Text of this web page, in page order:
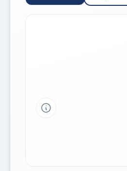
Tipp a grafikon